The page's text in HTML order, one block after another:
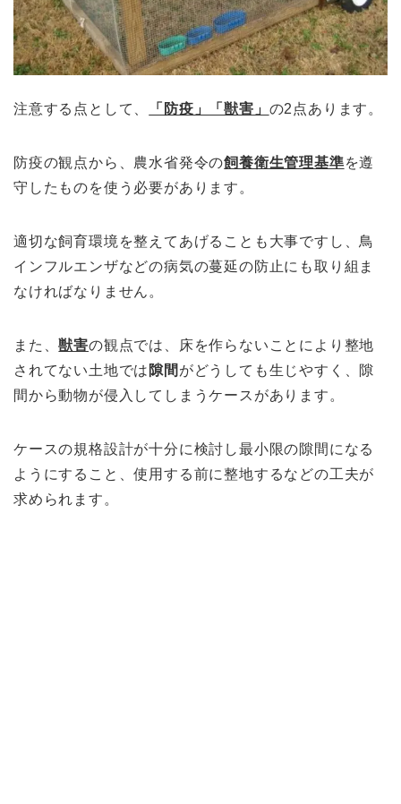
注意する点として、 「防疫」「獣害」 の2点あります。
防疫の観点から、農水省発令の飼養衛生管理基準を遵
守したものを使う必要があります。
適切な飼育環境を整えてあげることも大事ですし、鳥
インフルエンザなどの病気の蔓延の防止にも取り組ま
なければなりません。
また、獣害の観点では、床を作らないことにより整地
されてない土地では 隙間 がどうしても生じやすく、隙
間から動物が侵入してしまうケースがあります。
ケースの規格設計が十分に検討し最小限の隙間になる
ようにすること、使用する前に整地するなどの工夫が
求められます。